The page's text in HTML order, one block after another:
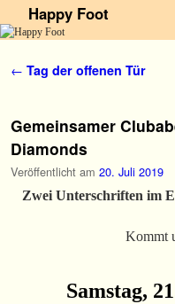
Happy Foot
Artikelnavigation
← Tag der offenen Tür
Gemeinsamer
Diamonds
Veröffentlicht am 20. Juli 2019
Zwei Unterschriften im
Kommt
Samstag,